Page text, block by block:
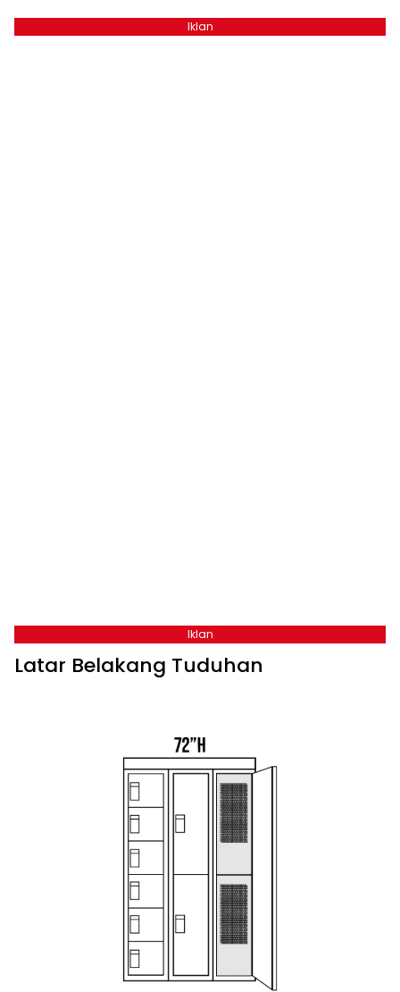
Iklan
Iklan
Latar Belakang Tuduhan